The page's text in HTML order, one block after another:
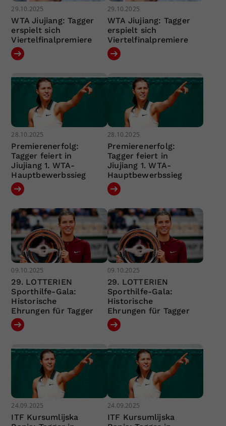
29.10.2025
WTA Jiujiang: Tagger
erspielt sich
Viertelfinalpremiere
29.10.2025
WTA Jiujiang: Tagger
erspielt sich
Viertelfinalpremiere
28.10.2025
Premierenerfolg:
Tagger feiert in
Jiujiang 1. WTA-
Hauptbewerbssieg
28.10.2025
Premierenerfolg:
Tagger feiert in
Jiujiang 1. WTA-
Hauptbewerbssieg
09.10.2025
29. LOTTERIEN
Sporthilfe-Gala:
Historische
Ehrungen für Tagger
09.10.2025
29. LOTTERIEN
Sporthilfe-Gala:
Historische
Ehrungen für Tagger
24.09.2025
ITF Kursumlijska
24.09.2025
ITF Kursumlijska